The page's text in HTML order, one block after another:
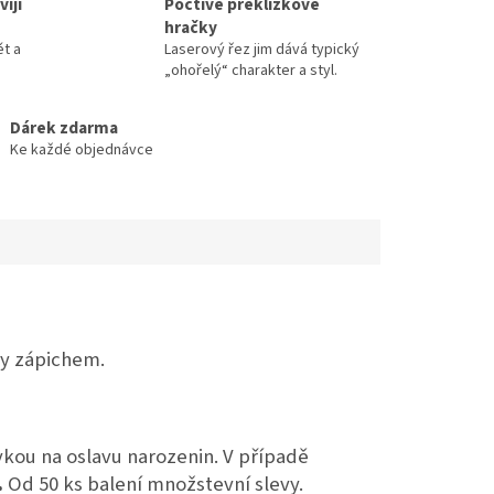
a
hračky
Laserový řez jim dává typický
„ohořelý“ charakter a styl.
Dárek zdarma
Ke každé objednávce
zápichem.
na oslavu narozenin. V případě
Od 50 ks balení množstevní slevy.